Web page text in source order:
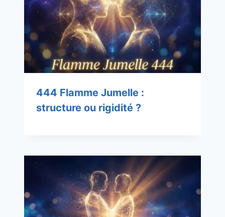
444 Flamme Jumelle :
structure ou rigidité ?